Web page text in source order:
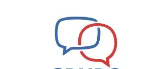
domingo. Pensando nesses
celebração, o Papaya Bar e
experiência completa para
momento de convivência, boa